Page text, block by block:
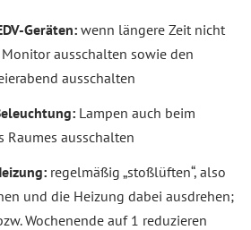
Geräten: wenn längere Zeit nicht
ausschalten sowie den
ausschalten
Lampen auch beim
Raumes ausschalten
regelmäßig „stoßlüften“, also
und die Heizung dabei ausdrehen;
Wochenende auf 1 reduzieren